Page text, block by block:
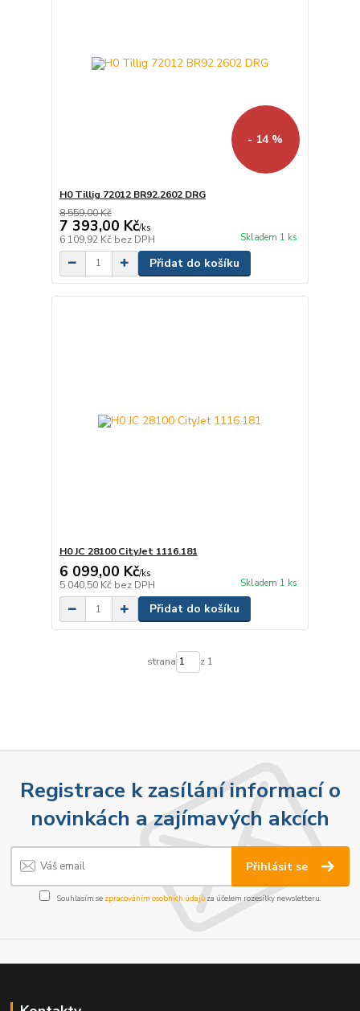
- 14 %
H0 Tillig 72012 BR92.2602 DRG
8 559,00 Kč
7 393,00 Kč/ks
6 109,92 Kč bez DPH Skladem 1 ks
Přidat do košíku
H0 JC 28100 CityJet 1116.181
6 099,00 Kč/ks
5 040,50 Kč bez DPH Skladem 1 ks
Přidat do košíku
strana z 1
Registrace k zasílání informací o
novinkách a zajímavých akcích
Přihlásit se
Souhlasím se zpracováním osobních údajůza účelem rozesílky newsletteru.